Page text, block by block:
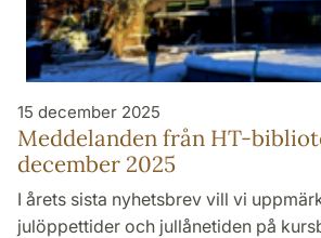
15 december 2025
Meddelanden från HT-
december 2025
I årets sista nyhetsbrev vill vi
julöppettider och jullånetiden på